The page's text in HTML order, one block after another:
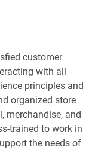
customer
with all
principles and
organized store
merchandise, and
trained to work in
the needs of